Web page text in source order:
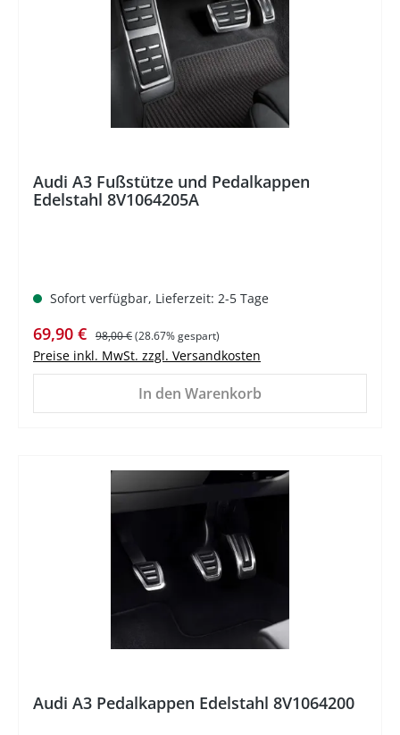
Audi A3 Fußstütze und Pedalkappen
Edelstahl 8V1064205A
Sofort verfügbar, Lieferzeit: 2-5 Tage
Verkaufspreis:
69,90 € Regulärer Preis:
98,00 €(28.67% gespart)
Preise inkl. MwSt. zzgl. Versandkosten
In den Warenkorb
Audi A3 Pedalkappen Edelstahl 8V1064200